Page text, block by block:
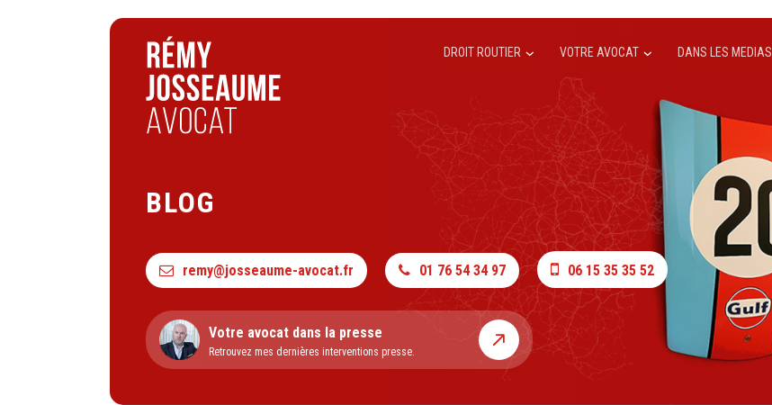
DROIT ROUTIER VOTRE AVOCAT DANS LES MEDIAS
BLOG
remy@josseaume-avocat.fr 01 76 54 34 97 06 15 35 35 52
Votre avocat dans la presse
Retrouvez mes dernières interventions presse.